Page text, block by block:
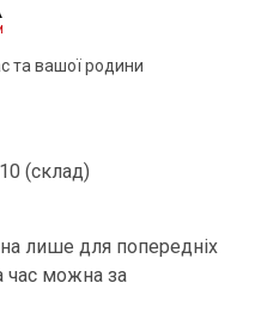
та вашої родини
(склад)
лише для попередніх
час можна за